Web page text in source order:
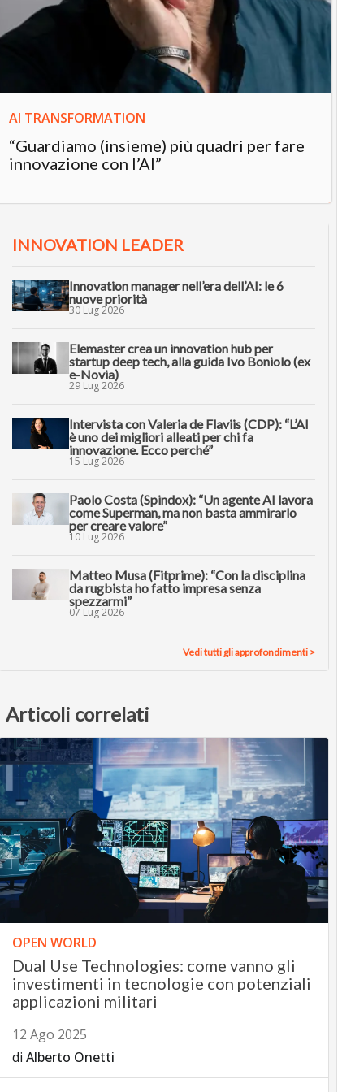
AI TRANSFORMATION
“Guardiamo (insieme) più quadri per fare
innovazione con l’AI”
INNOVATION LEADER
Innovation manager nell’era dell’AI: le 6
nuove priorità
30 Lug 2026
Elemaster crea un innovation hub per
startup deep tech, alla guida Ivo Boniolo (ex
e-Novia)
29 Lug 2026
Intervista con Valeria de Flaviis (CDP): “L’AI
è uno dei migliori alleati per chi fa
innovazione. Ecco perché”
15 Lug 2026
Paolo Costa (Spindox): “Un agente AI lavora
come Superman, ma non basta ammirarlo
per creare valore”
10 Lug 2026
Matteo Musa (Fitprime): “Con la disciplina
da rugbista ho fatto impresa senza
spezzarmi”
07 Lug 2026
Vedi tutti gli approfondimenti >
Articoli correlati
OPEN WORLD
Dual Use Technologies: come vanno gli
investimenti in tecnologie con potenziali
applicazioni militari
12 Ago 2025
di Alberto Onetti